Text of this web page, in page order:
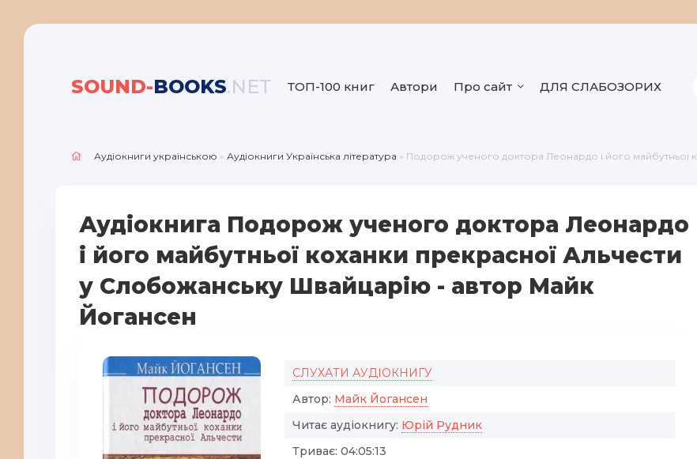
SOUND-BOOKS.NET ТОП-100 книг Автори Про сайт ДЛЯ СЛАБОЗОРИХ
Аудіокниги українською » Аудіокниги Українська література » Подорож ученого доктора Леонардо і його майбутньої коханки прекрасної Альчести у Слобожанську Швайцарію
Аудіокнига Подорож ученого доктора Леонардо
і його майбутньої коханки прекрасної Альчести
у Слобожанську Швайцарію - автор Майк
Йогансен
СЛУХАТИ АУДІОКНИГУ
Автор: Майк Йогансен
Читає аудіокнигу: Юрiй Рудник
Триває: 04:05:13